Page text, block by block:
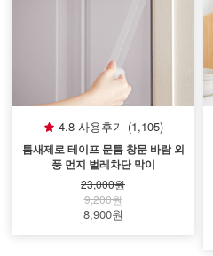
4.8 사용후기 (1,105)
틈새제로 테이프 문틈 창문 바람 외
풍 먼지 벌레차단 막이
23,000원
9,200원
8,900원